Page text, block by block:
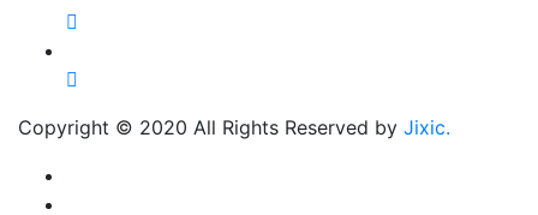
Copyright © 2020 All Rights Reserved by Jixic.